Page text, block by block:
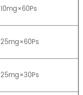
10mg×60Ps
25mg×60Ps
25mg×30Ps